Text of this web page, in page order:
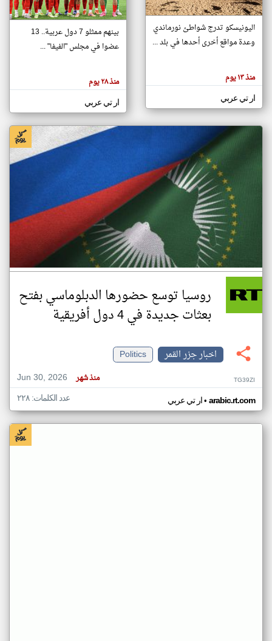
تغيير الدولة
اخبار جزر القمر على مدار الساعة
أهم اخبار جزر القمر العاجلة والمباشرة
هنا عن
وجهة
كاتبيها.
اليونيسكو تدرج شواطئ نورماندي
وعدة مواقع أخرى أحدها في بلد ...
منذ ١٣ يوم
ار تي عربي
بينهم ممثلو 7 دول عربية.. 13
عضوا في مجلس "الفيفا" ...
منذ ٢٨ يوم
ار تي عربي
روسيا توسع حضورها الدبلوماسي بفتح
بعثات جديدة في 4 دول أفريقية
اخبار جزر القمر
Politics
Jun 30, 2026
منذ شهر TG39ZI
ار تي عربي• arabic.rt.com عدد الكلمات: ٢٢٨
klyoum.com